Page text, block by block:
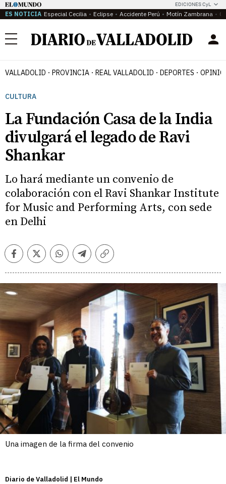
EDICIONES CyL
ES NOTICIA Especial Cecilia Eclipse Accidente Perú Motín Zambrana
Menú
VALLADOLID PROVINCIA REAL VALLADOLID DEPORTES
CULTURA
La Fundación Casa de la India
divulgará el legado de Ravi
Shankar
Lo hará mediante un convenio de
colaboración con el Ravi Shankar Institute
for Music and Performing Arts, con sede
en Delhi
FacebookTwitterWhatsappTelegramCopiar
Una imagen de la firma del convenio
Diario de Valladolid | El Mundo